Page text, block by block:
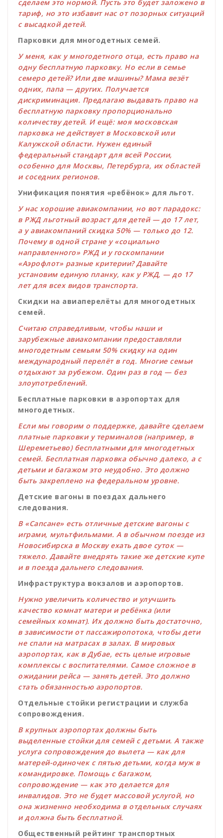
сделаем это нормой. Пусть это будет заложено в
тариф, но это избавит нас от позорных ситуаций
с высадкой детей.
Парковки для многодетных семей.
У меня, как у многодетного отца, есть право на
одну бесплатную парковку. Но если в семье
семеро детей? Или две машины? Мама везёт
одних, папа — других. Получается
дискриминация. Предлагаю выдавать право на
бесплатную парковку пропорционально
количеству детей. И ещё: моя московская
парковка не действует в Московской или
Калужской области. Нужен единый
федеральный стандарт для всей России,
особенно для Москвы, Петербурга, их областей
и соседних регионов.
Унификация понятия «ребёнок» для льгот.
У нас хорошие авиакомпании, но вот парадокс:
в РЖД льготный возраст для детей — до 17 лет,
а у авиакомпаний скидка 50% — только до 12.
Почему в одной стране у «социально
направленного» РЖД и у госкомпании
«Аэрофлот» разные критерии? Давайте
установим единую планку, как у РЖД, — до 17
лет для всех видов транспорта.
Скидки на авиаперелёты для многодетных
семей.
Считаю справедливым, чтобы наши и
зарубежные авиакомпании предоставляли
многодетным семьям 50% скидку на один
международный перелёт в год. Многие семьи
отдыхают за рубежом. Один раз в год — без
злоупотреблений.
Бесплатные парковки в аэропортах для
многодетных.
Если мы говорим о поддержке, давайте сделаем
платные парковки у терминалов (например, в
Шереметьево) бесплатными для многодетных
семей. Бесплатная парковка обычно далеко, а с
детьми и багажом это неудобно. Это должно
быть закреплено на федеральном уровне.
Детские вагоны в поездах дальнего
следования.
В «Сапсане» есть отличные детские вагоны с
играми, мультфильмами. А в обычном поезде из
Новосибирска в Москву ехать двое суток —
тяжело. Давайте внедрять такие же детские купе
и в поезда дальнего следования.
Инфраструктура вокзалов и аэропортов.
Нужно увеличить количество и улучшить
качество комнат матери и ребёнка (или
семейных комнат). Их должно быть достаточно,
в зависимости от пассажиропотока, чтобы дети
не спали на матрасах в залах. В мировых
аэропортах, как в Дубае, есть целые игровые
комплексы с воспитателями. Самое сложное в
ожидании рейса — занять детей. Это должно
стать обязанностью аэропортов.
Отдельные стойки регистрации и служба
сопровождения.
В крупных аэропортах должны быть
выделенные стойки для семей с детьми. А также
услуга сопровождения до вылета — как для
матерей-одиночек с пятью детьми, когда муж в
командировке. Помощь с багажом,
сопровождение — как это делается для
инвалидов. Это не будет массовой услугой, но
она жизненно необходима в отдельных случаях
и должна быть бесплатной.
Общественный рейтинг транспортных